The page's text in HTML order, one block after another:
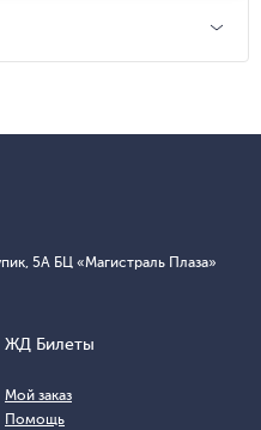
5А БЦ «Магистраль Плаза»
ЖД Билеты
Мой заказ
Помощь